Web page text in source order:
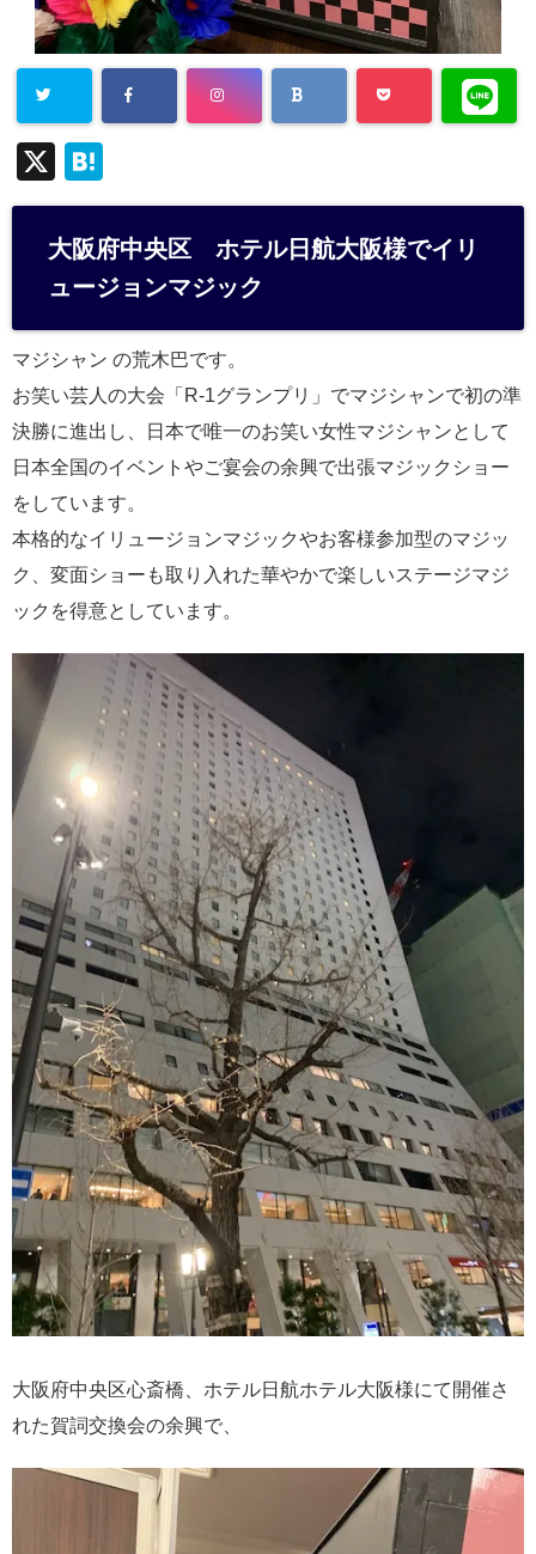
X
at
e
n
大阪府中央区 ホテル日航大阪様でイリ
ュージョンマジック
マジシャン の荒木巴です。
お笑い芸人の大会「R-1グランプリ」でマジシャンで初の準
決勝に進出し、日本で唯一のお笑い女性マジシャンとして
日本全国のイベントやご宴会の余興で出張マジックショー
をしています。
本格的なイリュージョンマジックやお客様参加型のマジッ
ク、変面ショーも取り入れた華やかで楽しいステージマジ
ックを得意としています。
大阪府中央区心斎橋、ホテル日航ホテル大阪様にて開催さ
れた賀詞交換会の余興で、